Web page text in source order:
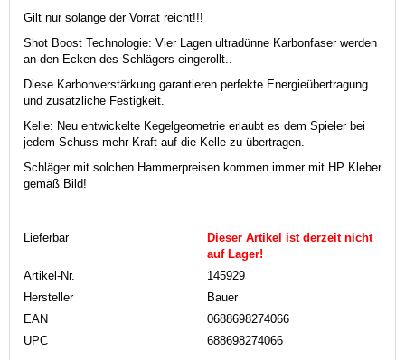
Gilt nur solange der Vorrat reicht!!!
Shot Boost Technologie: Vier Lagen ultradünne Karbonfaser werden
an den Ecken des Schlägers eingerollt..
Diese Karbonverstärkung garantieren perfekte Energieübertragung
und zusätzliche Festigkeit.
Kelle: Neu entwickelte Kegelgeometrie erlaubt es dem Spieler bei
jedem Schuss mehr Kraft auf die Kelle zu übertragen.
Schläger mit solchen Hammerpreisen kommen immer mit HP Kleber
gemäß Bild!
Lieferbar
Dieser Artikel ist derzeit nicht
auf Lager!
Artikel-Nr.
145929
Hersteller
Bauer
EAN
0688698274066
UPC
688698274066